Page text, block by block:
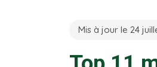
Mis à jour le 24